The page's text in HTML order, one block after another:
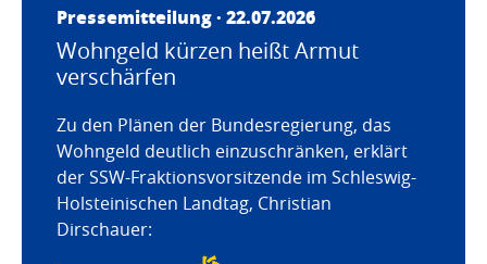
Pressemitteilung · 22.07.2026
Wohngeld kürzen heißt Armut
verschärfen
Zu den Plänen der Bundesregierung, das
Wohngeld deutlich einzuschränken, erklärt
der SSW-Fraktionsvorsitzende im Schleswig-
Holsteinischen Landtag, Christian
Dirschauer: